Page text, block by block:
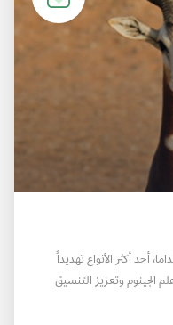
أحد أكثر الأنواع تهديداً
الجينوم وتعزيز التنسيق